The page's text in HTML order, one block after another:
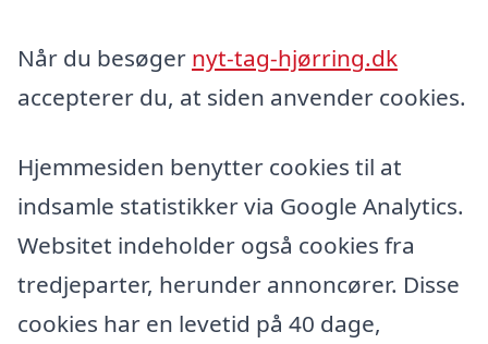
Når du besøger nyt-tag-hjørring.dk
accepterer du, at siden anvender cookies.
Hjemmesiden benytter cookies til at
indsamle statistikker via Google Analytics.
Websitet indeholder også cookies fra
tredjeparter, herunder annoncører. Disse
cookies har en levetid på 40 dage,